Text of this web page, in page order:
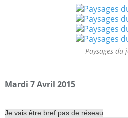
Paysages du
Mardi 7 Avril 2015
Je vais être bref pas de réseau